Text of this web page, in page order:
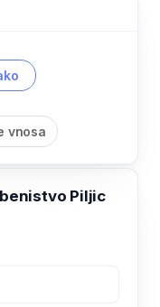
vnosa
Piljic